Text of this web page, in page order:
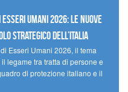
ESSERI UMANI 2026: LE NUOVE
STRATEGICO DELL’ITALIA
Esseri Umani 2026, il tema
legame tra tratta di persone e
di protezione italiano e il